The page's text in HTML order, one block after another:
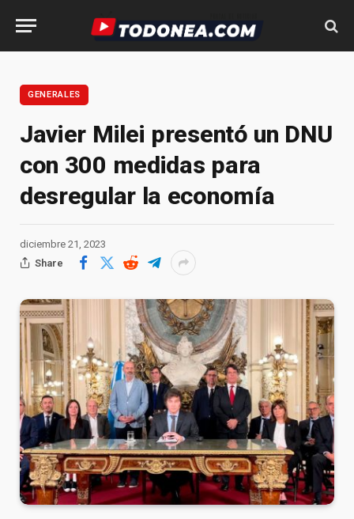
GENERALES
Javier Milei presentó un DNU
con 300 medidas para
desregular la economía
diciembre 21, 2023
Share